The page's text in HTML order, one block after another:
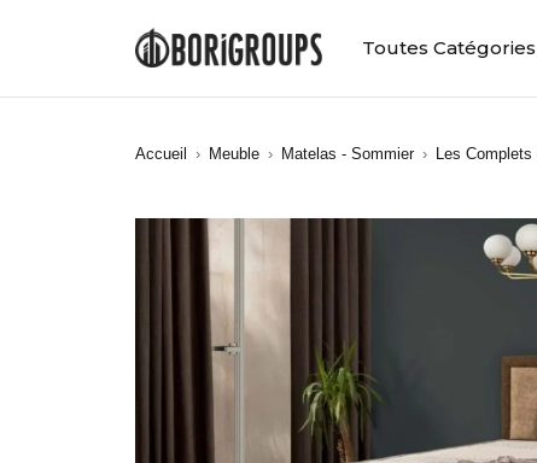
Toutes Catégories
Accueil › Meuble › Matelas - Sommier › Les